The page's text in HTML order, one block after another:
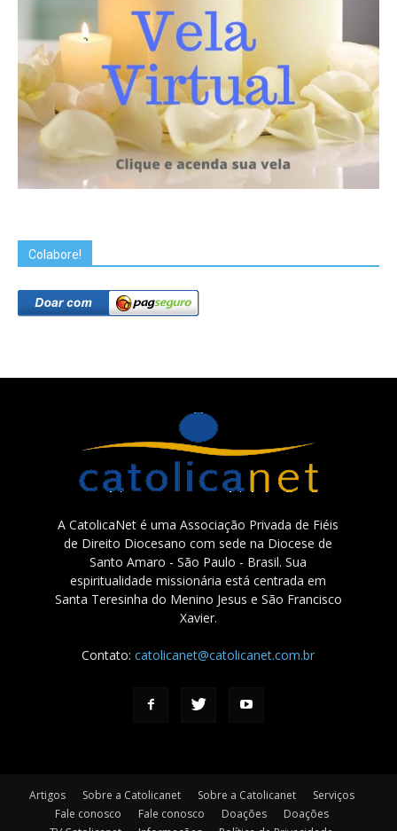
Colabore!
A CatolicaNet é uma Associação Privada de Fiéis
de Direito Diocesano com sede na Diocese de
Santo Amaro - São Paulo - Brasil. Sua
espiritualidade missionária está centrada em
Santa Teresinha do Menino Jesus e São Francisco
Xavier.
Contato:catolicanet@catolicanet.com.br
Artigos Sobre a Catolicanet Sobre a Catolicanet
Serviços
Fale conosco
Fale conosco Doações
Doações